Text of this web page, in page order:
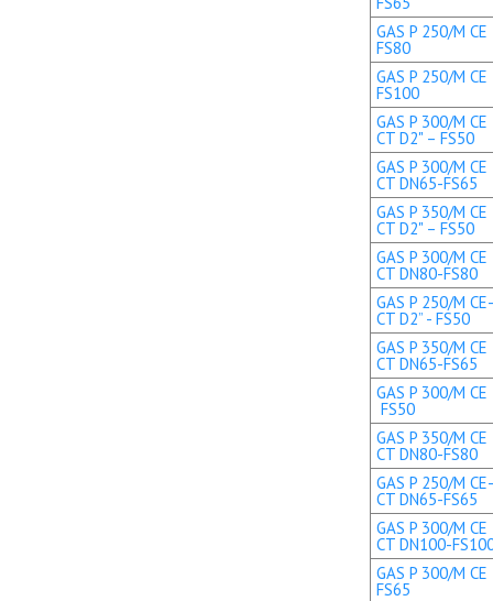
GAS P 250/M
FS80
GAS P 250/M
FS100
GAS P 300/M CE
CT D2" – FS50
GAS P 300/M CE
CT DN65-FS65
GAS P 350/M CE
CT D2" – FS50
GAS P 300/M CE
CT DN80-FS80
GAS P 250/M
CT D2” - FS50
GAS P 350/M CE
CT DN65-FS65
GAS P 300/M
FS50
GAS P 350/M CE
CT DN80-FS80
GAS P 250/M
CT DN65-FS65
GAS P 300/M CE
CT DN100-
GAS P 300/M
FS65